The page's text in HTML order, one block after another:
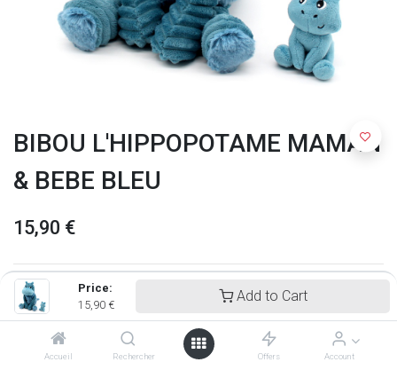
Price:
15,90 €
Add to Cart
Accueil Rechercher Offers Account
BIBOU L'HIPPOPOTAME MAMAN
& BEBE BLEU
15,90 €